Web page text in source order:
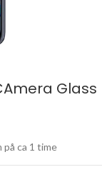
Glass
ca 1 time